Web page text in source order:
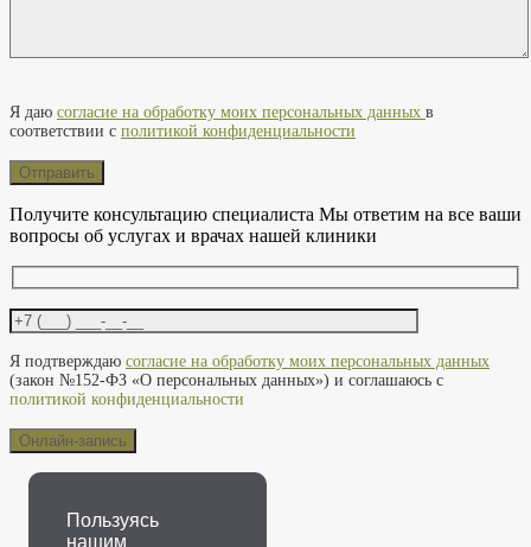
Я даю согласие на обработку моих персональных данных в
соответствии с политикой конфиденциальности
Получите консультацию специалиста Мы ответим на все ваши
вопросы об услугах и врачах нашей клиники
Я подтверждаю согласие на обработку моих персональных данных
(закон №152-ФЗ «О персональных данных») и соглашаюсь с
политикой конфиденциальности
Пользуясь
нашим